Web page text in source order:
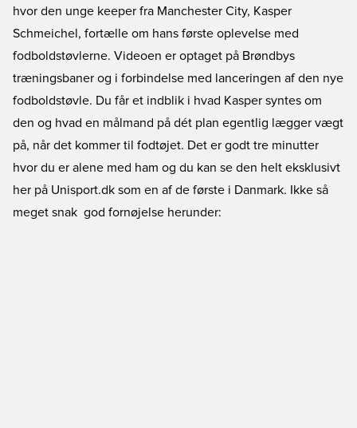
hvor den unge keeper fra Manchester City, Kasper
Schmeichel, fortælle om hans første oplevelse med
fodboldstøvlerne. Videoen er optaget på Brøndbys
træningsbaner og i forbindelse med lanceringen af den nye
fodboldstøvle. Du får et indblik i hvad Kasper syntes om
den og hvad en målmand på dét plan egentlig lægger vægt
på, når det kommer til fodtøjet. Det er godt tre minutter
hvor du er alene med ham og du kan se den helt eksklusivt
her på Unisport.dk som en af de første i Danmark. Ikke så
meget snak  god fornøjelse herunder: